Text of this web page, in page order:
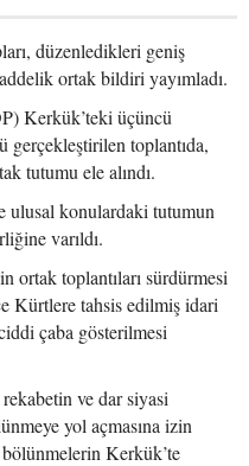
düzenledikleri geniş
ortak bildiri yayımladı.
Kerkük’teki üçüncü
gerçekleştirilen toplantıda,
tutumu ele alındı.
ulusal konulardaki tutumun
varıldı.
ortak toplantıları sürdürmesi
Kürtlere tahsis edilmiş idari
çaba gösterilmesi
ve dar siyasi
yol açmasına izin
Kerkük’te